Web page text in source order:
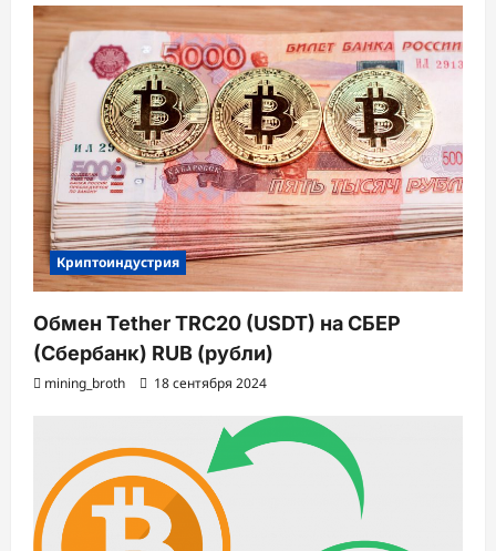
Криптоиндустрия
Обмен Tether TRC20 (USDT) на СБЕР
(Сбербанк) RUB (рубли)
mining_broth 18 сентября 2024